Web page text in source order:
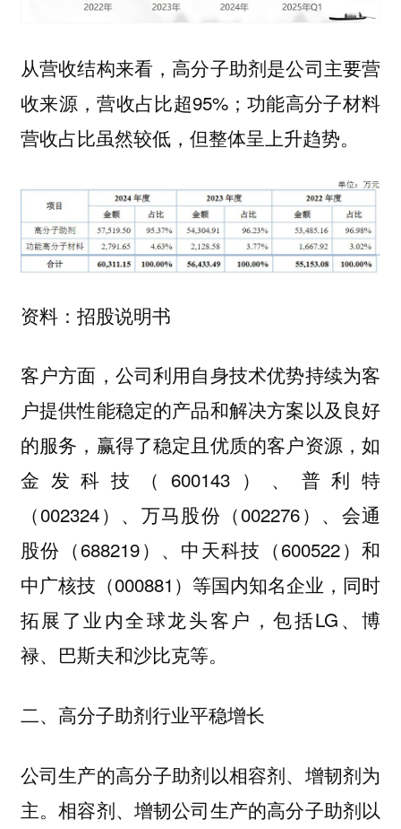
从营收结构来看，高分子助剂是公司主要营
收来源，营收占比超95%；功能高分子材料
营收占比虽然较低，但整体呈上升趋势。
资料：招股说明书
客户方面，公司利用自身技术优势持续为客
户提供性能稳定的产品和解决方案以及良好
的服务，赢得了稳定且优质的客户资源，如
金发科技（600143）、普利特
（002324）、万马股份（002276）、会通
股份（688219）、中天科技（600522）和
中广核技（000881）等国内知名企业，同时
拓展了业内全球龙头客户，包括LG、博
禄、巴斯夫和沙比克等。
二、高分子助剂行业平稳增长
公司生产的高分子助剂以相容剂、增韧剂为
主。相容剂、增韧公司生产的高分子助剂以